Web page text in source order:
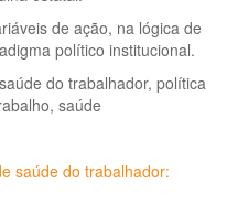
de ação, na lógica de
político institucional.
do trabalhador, política
saúde
saúde do trabalhador: